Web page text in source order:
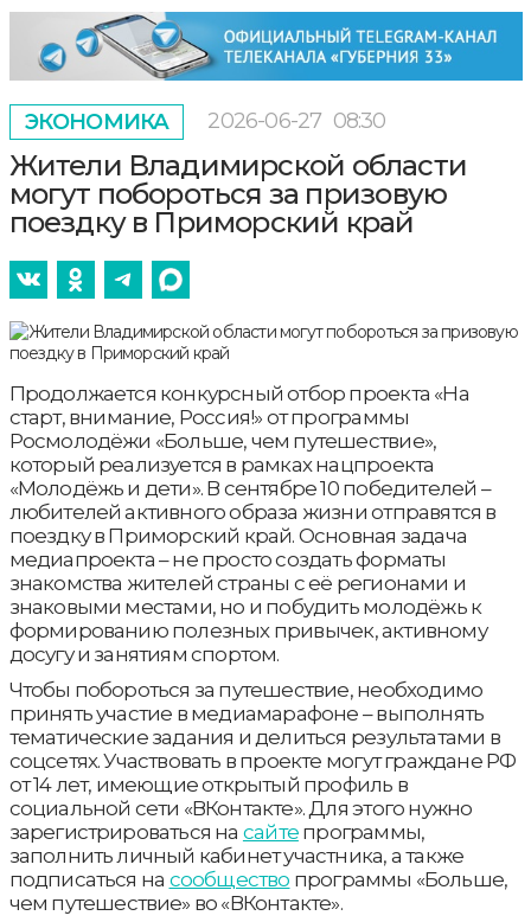
ЭКОНОМИКА 2026-06-27 08:30
Жители Владимирской области
могут побороться за призовую
поездку в Приморский край
Продолжается конкурсный отбор проекта «На
старт, внимание, Россия!» от программы
Росмолодёжи «Больше, чем путешествие»,
который реализуется в рамках нацпроекта
«Молодёжь и дети». В сентябре 10 победителей –
любителей активного образа жизни отправятся в
поездку в Приморский край. Основная задача
медиапроекта – не просто создать форматы
знакомства жителей страны с её регионами и
знаковыми местами, но и побудить молодёжь к
формированию полезных привычек, активному
досугу и занятиям спортом.
Чтобы побороться за путешествие, необходимо
принять участие в медиамарафоне – выполнять
тематические задания и делиться результатами в
соцсетях. Участвовать в проекте могут граждане РФ
от 14 лет, имеющие открытый профиль в
социальной сети «ВКонтакте». Для этого нужно
зарегистрироваться на сайтепрограммы,
заполнить личный кабинет участника, а также
подписаться на сообщество программы «Больше,
чем путешествие» во «ВКонтакте».